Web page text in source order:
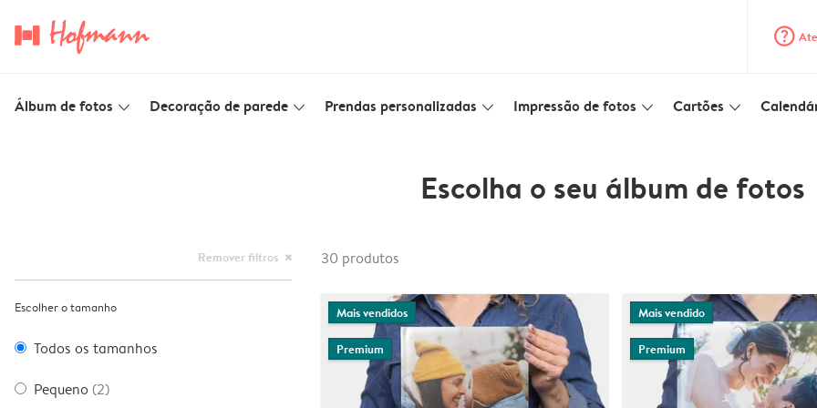
question_mark_circle
Álbum de fotos slim_arrow_down Decoração de parede slim_arrow_down Prendas personalizadas slim_arrow_down Impressão de fotos slim_arrow_down Cartões slim_arrow_down
Escolha o seu álbum de fotos
Escolher o tamanho
Remover filtros close
Todos os tamanhos
Pequeno (2)
30 produtos
Mais vendido
Premium
Mais vendidos
Premium